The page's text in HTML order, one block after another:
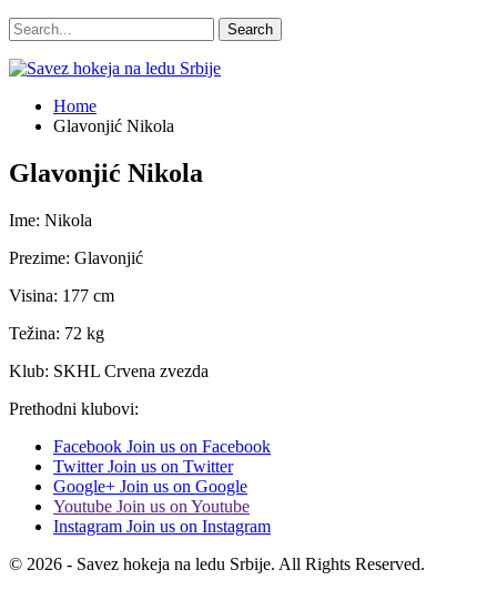
Home
Glavonjić Nikola
Glavonjić Nikola
Ime: Nikola
Prezime: Glavonjić
Visina: 177 cm
Težina: 72 kg
Klub: SKHL Crvena zvezda
Prethodni klubovi:
Facebook Join us on Facebook
Twitter Join us on Twitter
Google+ Join us on Google
Youtube Join us on Youtube
Instagram Join us on Instagram
© 2026 - Savez hokeja na ledu Srbije. All Rights Reserved.